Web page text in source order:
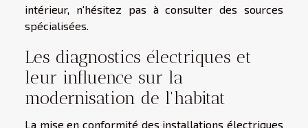
intérieur, n'hésitez pas à consulter des sources
spécialisées.
Les diagnostics électriques et
leur influence sur la
modernisation de l'habitat
La mise en conformité des installations électriques